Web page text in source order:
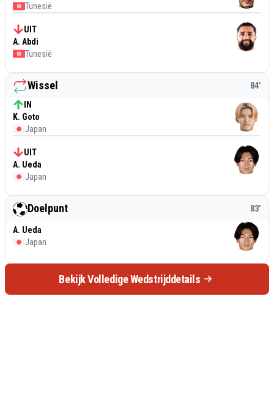
Tunesië
UIT
A. Abdi
Tunesië
Wissel 84’
IN
K. Goto
Japan
UIT
A. Ueda
Japan
Doelpunt 83’
A. Ueda
Japan
Bekijk Volledige Wedstrijddetails